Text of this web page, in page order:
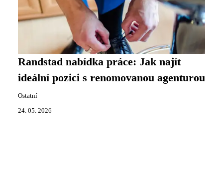
Randstad nabídka práce: Jak najít
ideální pozici s renomovanou agenturou
Ostatní
24. 05. 2026